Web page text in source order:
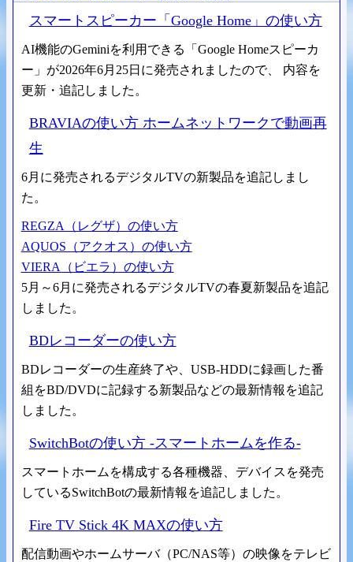
スマートスピーカー「Google Home」の使い方
AI機能のGeminiを利用できる「Google Homeスピーカ
ー」が2026年6月25日に発売されましたので、 内容を
更新・追記しました。
BRAVIAの使い方 ホームネットワークで動画再
生
6月に発売されるデジタルTVの新製品を追記しまし
た。
REGZA（レグザ）の使い方
AQUOS（アクオス）の使い方
VIERA（ビエラ）の使い方
5月～6月に発売されるデジタルTVの春夏新製品を追記
しました。
BDレコーダーの使い方
BDレコーダーの生産終了や、USB-HDDに録画した番
組をBD/DVDに記録する新製品などの最新情報を追記
しました。
SwitchBotの使い方 -スマートホームを作る-
スマートホームを構成する各種機器、デバイスを発売
しているSwitchBotの最新情報を追記しました。
Fire TV Stick 4K MAXの使い方
配信動画やホームサーバ（PC/NAS等）の映像をテレビ